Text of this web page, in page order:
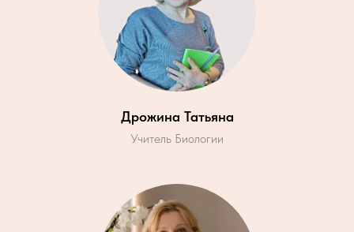
Дрожина Татьяна
Учитель Биологии